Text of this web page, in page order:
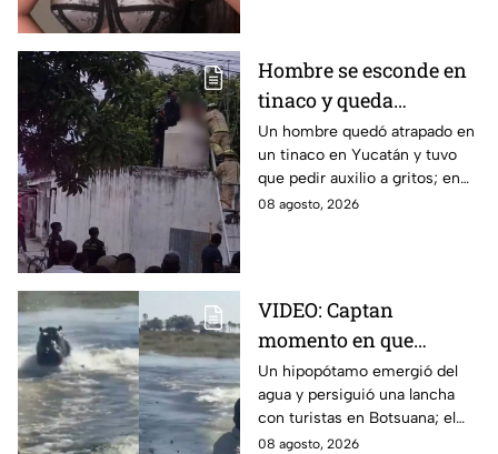
Hombre se esconde en
tinaco y queda
atrapado por más de
dos horas en Yucatán;
así lo encontraron
Un hombre quedó atrapado en
un tinaco en Yucatán y tuvo
que pedir auxilio a gritos; en
redes aseguran que intentaba
08 agosto, 2026
VIDEO: Captan
momento en que
hipopótamo sale del
agua para perseguir a
turistas en lancha
Un hipopótamo emergió del
agua y persiguió una lancha
con turistas en Botsuana; el
guía aceleró a tiempo para
08 agosto, 2026